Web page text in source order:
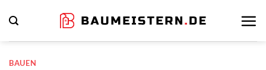
Inhalt
springen
BAUEN